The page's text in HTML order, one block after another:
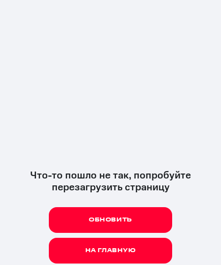
Что-то пошло не так, попробуйте
перезагрузить страницу
ОБНОВИТЬ
НА ГЛАВНУЮ